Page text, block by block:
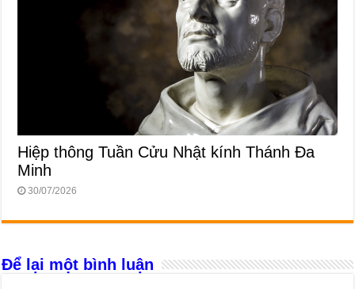
Hiệp thông Tuần Cửu Nhật kính Thánh Đa
Minh
30/07/2026
Để lại một bình luận